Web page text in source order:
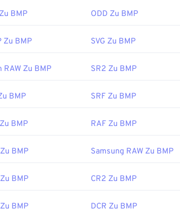
von:
www.adobe.com/devnet-apps/photoshop/
mit Microsoft kann eine
beispielsweise mit
Adobe Illustrator
. Wenn
sind Adobe
Photoshop, Microsoft
20. November 1985
Links:
docs.microsoft.com/en-us/windows/win32/
BMP ODD Zu BMP
Zu BMP SVG Zu BMP
RAW Zu BMP SR2 Zu BMP
BMP SRF Zu BMP
BMP RAF Zu BMP
BMP Samsung RAW Zu BMP
BMP CR2 Zu BMP
BMP DCR Zu BMP